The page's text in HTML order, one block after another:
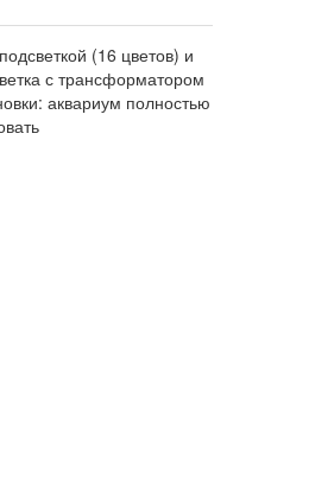
(16 цветов) и
с трансформатором
аквариум полностью